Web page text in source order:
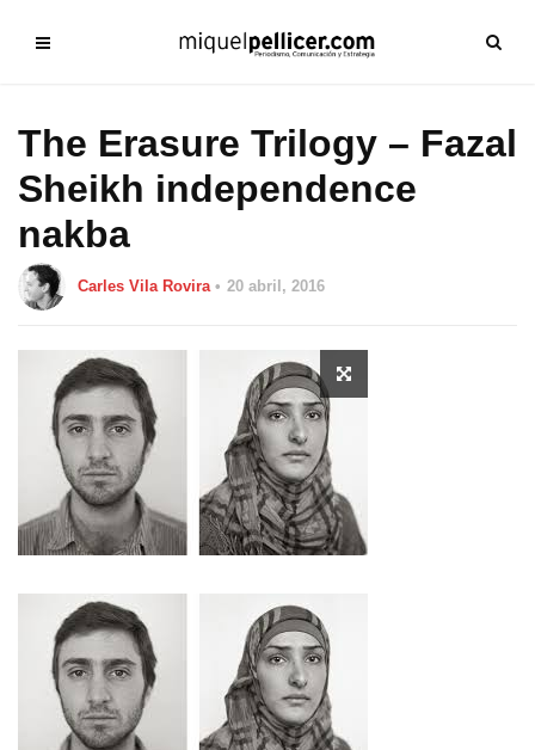
The Erasure Trilogy – Fazal
Sheikh independence
nakba
Carles Vila Rovira 20 abril, 2016